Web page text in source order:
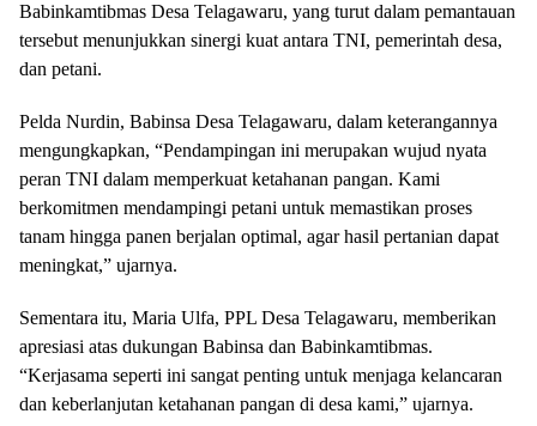
Babinkamtibmas Desa Telagawaru, yang turut dalam pemantauan
tersebut menunjukkan sinergi kuat antara TNI, pemerintah desa,
dan petani.
Pelda Nurdin, Babinsa Desa Telagawaru, dalam keterangannya
mengungkapkan, “Pendampingan ini merupakan wujud nyata
peran TNI dalam memperkuat ketahanan pangan. Kami
berkomitmen mendampingi petani untuk memastikan proses
tanam hingga panen berjalan optimal, agar hasil pertanian dapat
meningkat,” ujarnya.
Sementara itu, Maria Ulfa, PPL Desa Telagawaru, memberikan
apresiasi atas dukungan Babinsa dan Babinkamtibmas.
“Kerjasama seperti ini sangat penting untuk menjaga kelancaran
dan keberlanjutan ketahanan pangan di desa kami,” ujarnya.